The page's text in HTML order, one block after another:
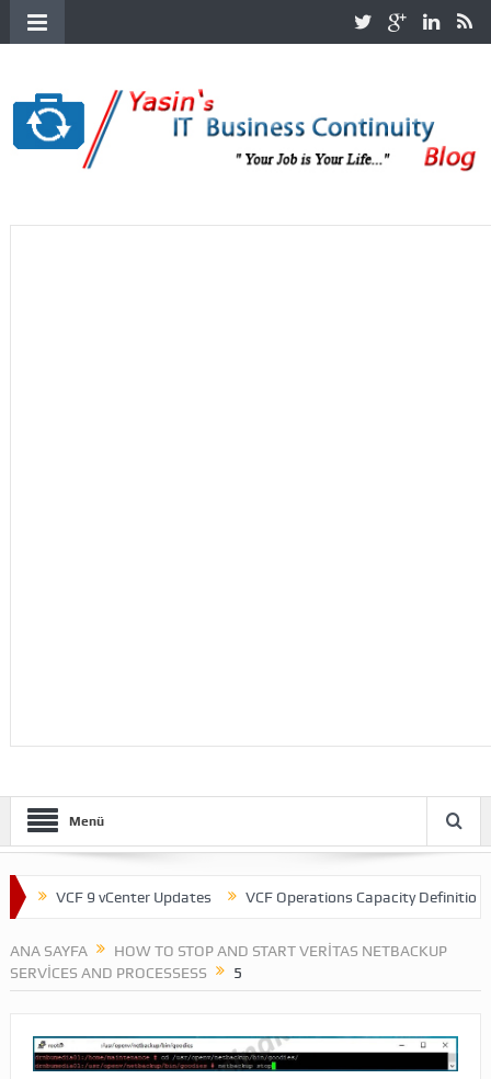
Menü
VCF 9 vCenter Updates VCF Operations Capacity Definitions
ANA SAYFA
HOW TO STOP AND START VERITAS NETBACKUP
SERVICES AND PROCESSESS
5